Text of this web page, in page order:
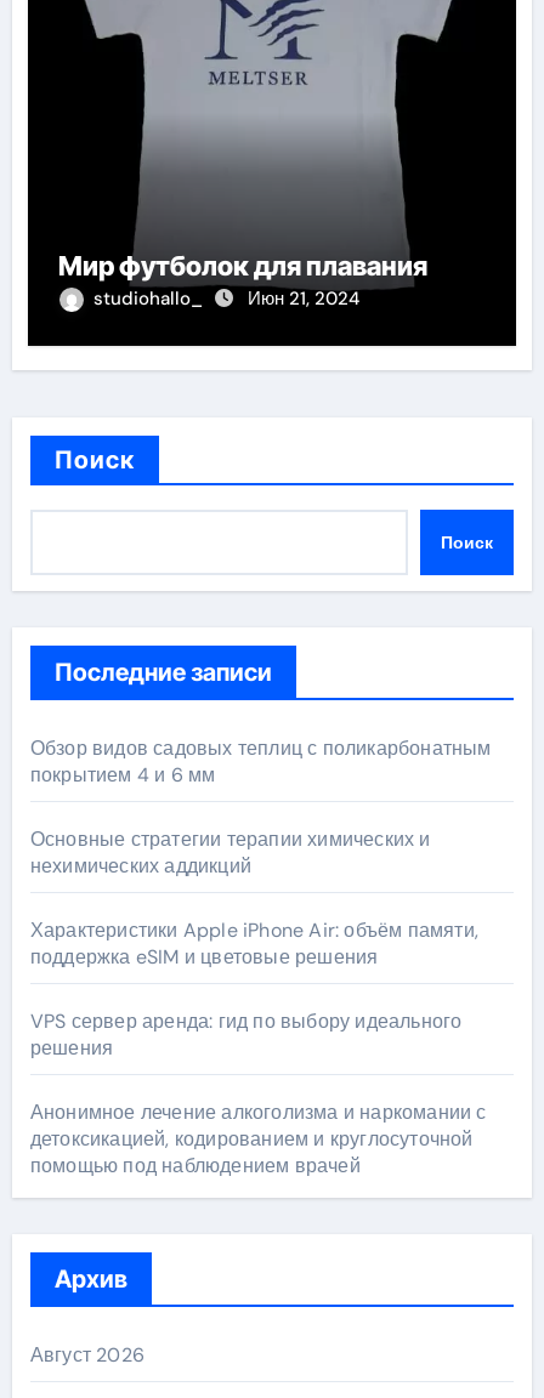
Мир футболок для плавания
studiohallo_ Июн 21, 2024
Поиск
Поиск
Последние записи
Обзор видов садовых теплиц с поликарбонатным
покрытием 4 и 6 мм
Основные стратегии терапии химических и
нехимических аддикций
Характеристики Apple iPhone Air: объём памяти,
поддержка eSIM и цветовые решения
VPS сервер аренда: гид по выбору идеального
решения
Анонимное лечение алкоголизма и наркомании с
детоксикацией, кодированием и круглосуточной
помощью под наблюдением врачей
Архив
Август 2026